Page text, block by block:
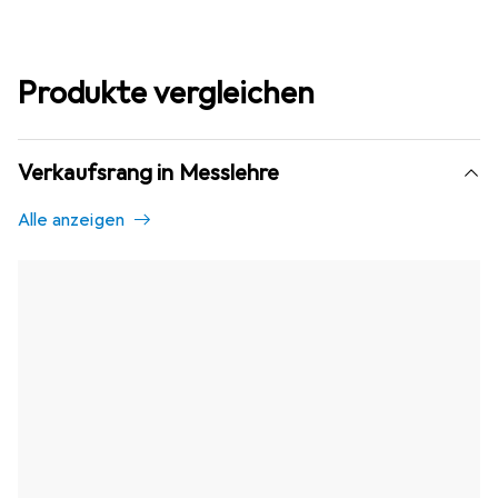
Produkte vergleichen
Verkaufsrang in Messlehre
Alle anzeigen